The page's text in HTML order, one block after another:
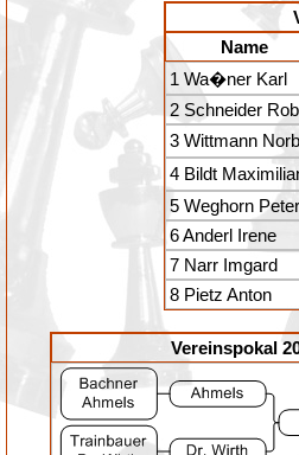
Name
1 Wa�ner Karl
2 Schneider
3 Wittmann
4 Bildt
5 Weghorn Peter
6 Anderl Irene
7 Narr Imgard
8 Pietz Anton
Vereinspokal